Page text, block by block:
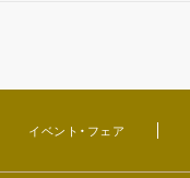
イベント・フェア